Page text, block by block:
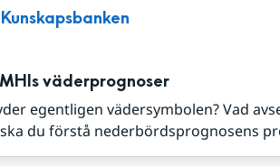
Kunskapsbanken
väderprognoser
egentligen vädersymbolen? Vad
du förstå nederbördsprognosens